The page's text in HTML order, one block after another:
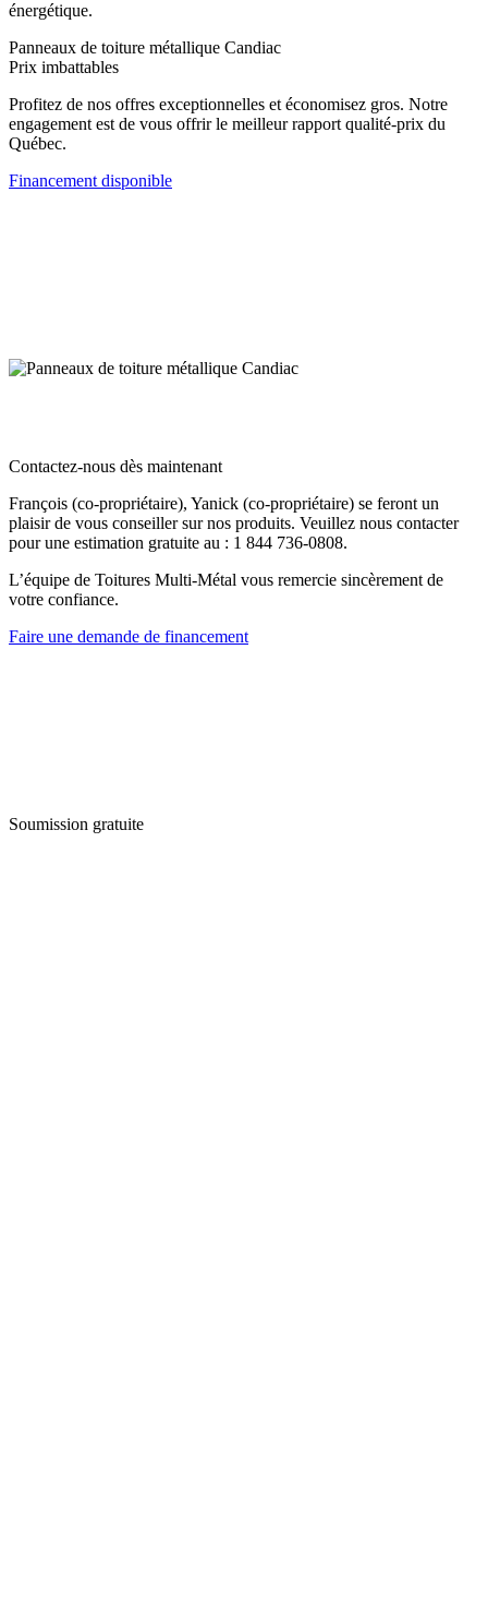
énergétique.
Panneaux de toiture métallique Candiac
Prix imbattables
Profitez de nos offres exceptionnelles et économisez gros. Notre
engagement est de vous offrir le meilleur rapport qualité-prix du
Québec.
Financement disponible
Contactez-nous dès maintenant
François (co-propriétaire), Yanick (co-propriétaire) se feront un
plaisir de vous conseiller sur nos produits. Veuillez nous contacter
pour une estimation gratuite au : 1 844 736-0808.
L’équipe de Toitures Multi-Métal vous remercie sincèrement de
votre confiance.
Faire une demande de financement
Soumission gratuite